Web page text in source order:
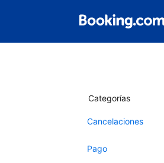
Categorías
Cancelaciones
Pago